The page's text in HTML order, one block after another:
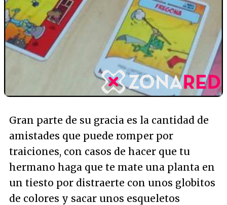
Gran parte de su gracia es la cantidad de
amistades que puede romper por
traiciones, con casos de hacer que tu
hermano haga que te mate una planta en
un tiesto por distraerte con unos globitos
de colores y sacar unos esqueletos